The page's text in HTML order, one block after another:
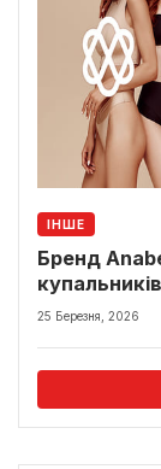
ІНШЕ
Бренд
25 Березня, 2026